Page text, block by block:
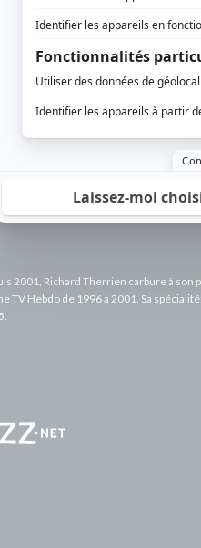
costumes toutes
premier rôle
Brad, Brenda et
2001, Richard Therrien carbure à son
TV Hebdo de 1996 à 2001. Sa